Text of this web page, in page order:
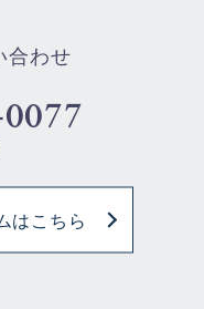
合わせ
はこちら